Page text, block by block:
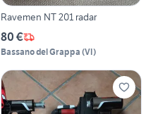
Ravemen NT 201 radar
80 €
Bassano del Grappa (VI)